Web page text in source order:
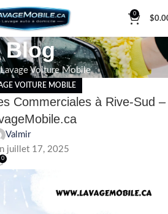
0
$
Blog
Lavage Voiture Mobile
VOITURE MOBILE
Commerciales à Rive-Sud –
Valmir
juillet 17, 2025
0